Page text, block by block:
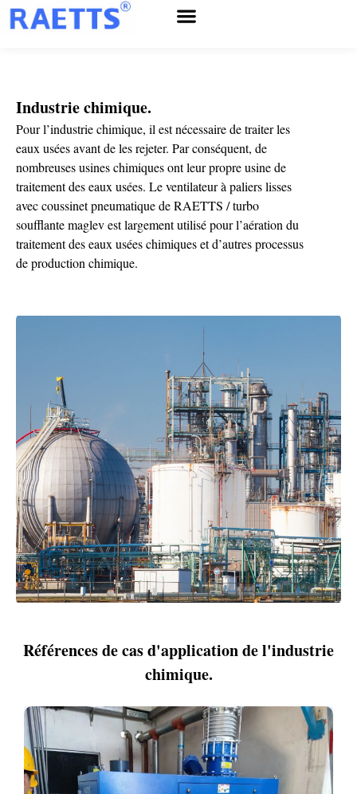
Industrie chimique.
Pour l’industrie chimique, il est nécessaire de traiter les
eaux usées avant de les rejeter. Par conséquent, de
nombreuses usines chimiques ont leur propre usine de
traitement des eaux usées. Le ventilateur à paliers lisses
avec coussinet pneumatique de RAETTS / turbo
soufflante maglev est largement utilisé pour l’aération du
traitement des eaux usées chimiques et d’autres processus
de production chimique.
Références de cas d'application de l'industrie
chimique.